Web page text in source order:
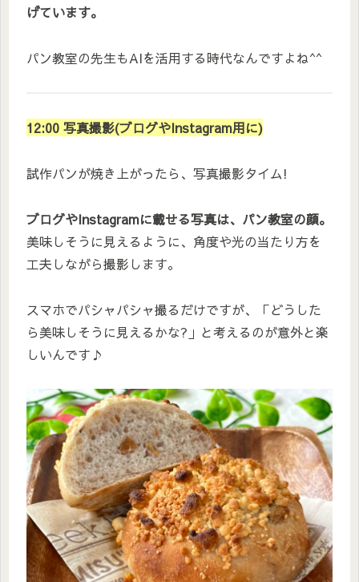
げています。
パン教室の先生もAIを活用する時代なんですよね^^
12:00 写真撮影(ブログやInstagram用に)
試作パンが焼き上がったら、写真撮影タイム!
ブログやInstagramに載せる写真は、パン教室の顔。
美味しそうに見えるように、角度や光の当たり方を
工夫しながら撮影します。
スマホでパシャパシャ撮るだけですが、「どうした
ら美味しそうに見えるかな?」と考えるのが意外と楽
しいんです♪